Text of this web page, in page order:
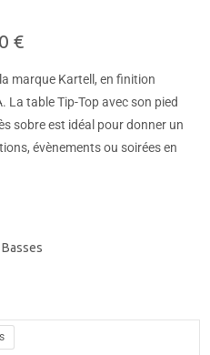
€
marque Kartell, en finition
La table Tip-Top avec son pied
sobre est idéal pour donner un
évènements ou soirées en